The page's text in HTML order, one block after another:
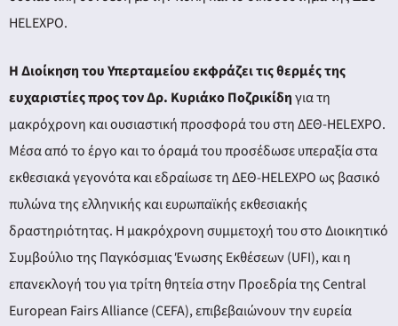
HELEXPO.
Η Διοίκηση του Υπερταμείου εκφράζει τις θερμές της
ευχαριστίες προς τον Δρ. Κυριάκο Ποζρικίδηγια τη
μακρόχρονη και ουσιαστική προσφορά του στη ΔΕΘ-HELEXPO.
Μέσα από το έργο και το όραμά του προσέδωσε υπεραξία στα
εκθεσιακά γεγονότα και εδραίωσε τη ΔΕΘ-HELEXPO ως βασικό
πυλώνα της ελληνικής και ευρωπαϊκής εκθεσιακής
δραστηριότητας. Η μακρόχρονη συμμετοχή του στο Διοικητικό
Συμβούλιο της Παγκόσμιας Ένωσης Εκθέσεων (UFI), και η
επανεκλογή του για τρίτη θητεία στην Προεδρία της Central
European Fairs Alliance (CEFA), επιβεβαιώνουν την ευρεία